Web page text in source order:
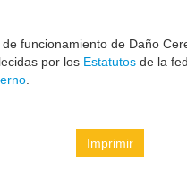
funcionamiento de Daño
por los Estatutos de la
Imprimir